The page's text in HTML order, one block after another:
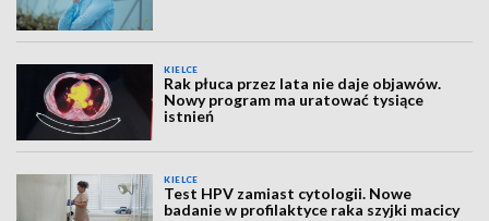
KIELCE
Rak płuca przez lata nie daje objawów.
Nowy program ma uratować tysiące
istnień
KIELCE
Test HPV zamiast cytologii. Nowe
badanie w profilaktyce raka szyjki macicy